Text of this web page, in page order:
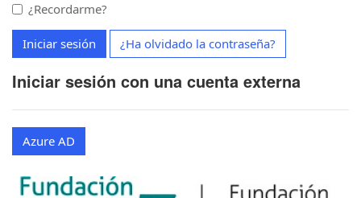
¿Recordarme?
Iniciar sesión ¿Ha olvidado la contraseña?
Iniciar sesión con una cuenta externa
Azure AD